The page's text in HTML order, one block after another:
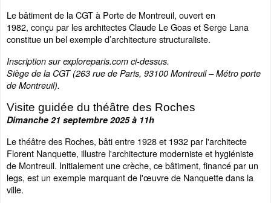
Le bâtiment de la CGT à Porte de Montreuil, ouvert en
1982, conçu par les architectes Claude Le Goas et Serge Lana
constitue un bel exemple d’architecture structuraliste.
Inscription sur exploreparis.com ci-dessus.
Siège de la CGT (263 rue de Paris, 93100 Montreuil – Métro porte
de Montreuil).
Visite guidée du théâtre des Roches
Dimanche 21 septembre 2025 à 11h
Le théâtre des Roches, bâti entre 1928 et 1932 par l'architecte
Florent Nanquette, illustre l'architecture moderniste et hygiéniste
de Montreuil. Initialement une crèche, ce bâtiment, financé par un
legs, est un exemple marquant de l'œuvre de Nanquette dans la
ville.